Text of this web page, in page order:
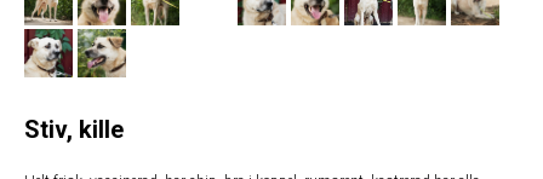
Stiv, kille